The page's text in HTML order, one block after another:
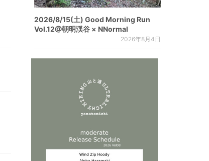
2026/8/15(土) Good Morning Run
Vol.12@朝明渓谷 × NNormal
2026年8月4日